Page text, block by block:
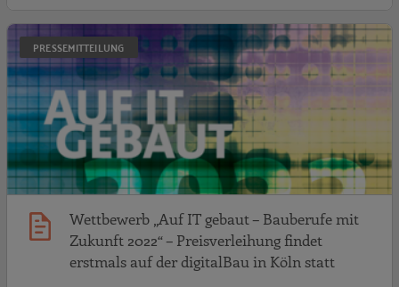
PRESSEMITTEILUNG
Wettbewerb „Auf IT gebaut – Bauberufe mit
Zukunft 2022“ – Preisverleihung findet
erstmals auf der digitalBau in Köln statt